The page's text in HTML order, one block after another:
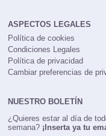
ASPECTOS LEGALES
Política de cookies
Condiciones Legales
Política de privacidad
Cambiar preferencias de
NUESTRO BOLETÍN
¿Quieres estar al día de
semana? ¡Inserta ya tu